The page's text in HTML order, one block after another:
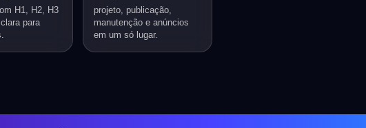
H1, H2, H3
para
projeto, publicação,
manutenção e anúncios
em um só lugar.